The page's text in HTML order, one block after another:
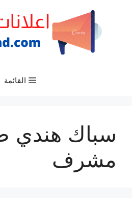
القائمة
سباك
مشرف